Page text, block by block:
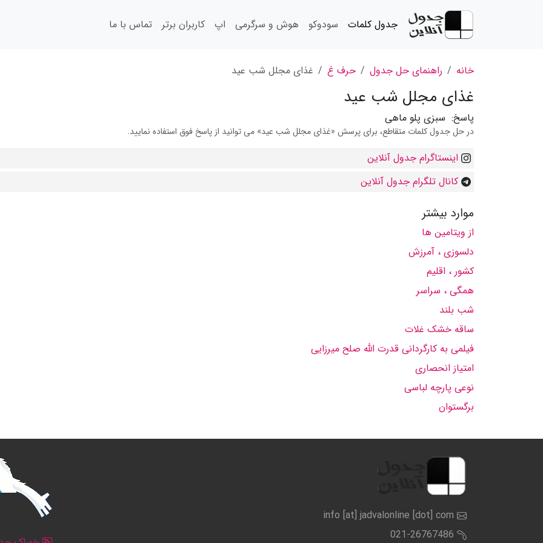
جدول کلمات سودوکو هوش و سرگرمی اپ کاربران برتر تماس با ما
خانه راهنمای حل جدول حرف غ غذای مجلل شب عید
غذای مجلل شب عید
پاسخ: سبزی پلو ماهی
در حل جدول کلمات متقاطع، برای پرسش «غذای مجلل شب عید» می توانید از پاسخ فوق استفاده نمایید.
اینستاگرام جدول آنلاین
کانال تلگرام جدول آنلاین
موارد بیشتر
از ویتامین ها
دلسوزی ، آمرزش
کشور ، اقلیم
همگی ، سراسر
شب بلند
ساقه خشک غلات
فیلمی به کارگردانی قدرت الله صلح میرزایی
امتیاز انحصاری
نوعی پارچه لباسی
برگستوان
info [at] jadvalonline [dot] com
021-26767486